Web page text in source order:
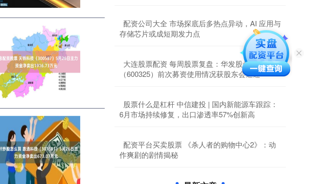
​配资公司大全 市场探底后多热点异动，AI 应用与
存储芯片或成短期发力点
​大连股票配资 每周股票复盘：华发股份
（600325）前次募资使用情况获股东会通过
​股票什么是杠杆 中信建投 | 国内新能源车跟踪：
6月市场持续修复，出口渗透率57%创新高
​配资平台买卖股票 《杀人者的购物中心2》：动
作爽剧的剧情揭秘